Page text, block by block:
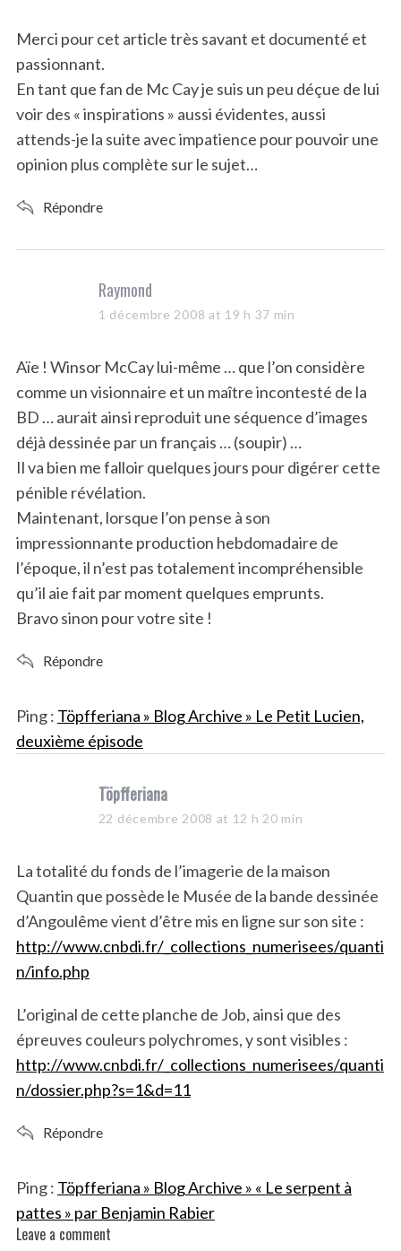
s
:
Merci pour cet article très savant et documenté et
passionnant.
En tant que fan de Mc Cay je suis un peu déçue de lui
voir des « inspirations » aussi évidentes, aussi
attends-je la suite avec impatience pour pouvoir une
opinion plus complète sur le sujet…
Répondre
s
a
s
:
Raymond
1 décembre 2008 at 19 h 37 min
Aïe ! Winsor McCay lui-même … que l’on considère
comme un visionnaire et un maître incontesté de la
BD … aurait ainsi reproduit une séquence d’images
déjà dessinée par un français … (soupir) …
Il va bien me falloir quelques jours pour digérer cette
pénible révélation.
Maintenant, lorsque l’on pense à son
impressionnante production hebdomadaire de
l’époque, il n’est pas totalement incompréhensible
qu’il aie fait par moment quelques emprunts.
Bravo sinon pour votre site !
Répondre
Ping : Töpfferiana » Blog Archive » Le Petit Lucien,
deuxième épisode
s
a
s
:
Töpfferiana
22 décembre 2008 at 12 h 20 min
La totalité du fonds de l’imagerie de la maison
Quantin que possède le Musée de la bande dessinée
d’Angoulême vient d’être mis en ligne sur son site :
http://www.cnbdi.fr/_collections_numerisees/quanti
n/info.php
L’original de cette planche de Job, ainsi que des
épreuves couleurs polychromes, y sont visibles :
http://www.cnbdi.fr/_collections_numerisees/quanti
n/dossier.php?s=1&d=11
Répondre
Ping : Töpfferiana » Blog Archive » « Le serpent à
pattes » par Benjamin Rabier
L
Leave a comment